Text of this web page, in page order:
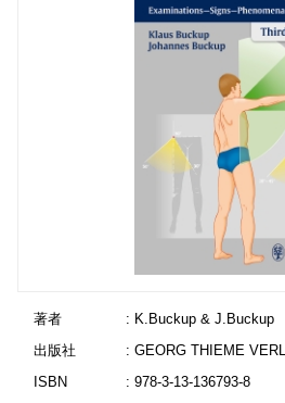
著者
: K.Buckup & J.Buckup
出版社
: GEORG THIEME
ISBN
: 978-3-13-136793-8